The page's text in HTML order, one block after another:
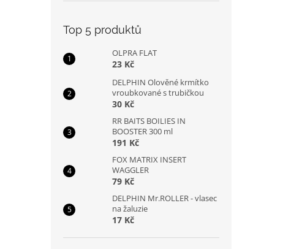
Top 5 produktů
OLPRA FLAT
23 Kč
DELPHIN Olověné krmítko
vroubkované s trubičkou
30 Kč
RR BAITS BOILIES IN
BOOSTER 300 ml
191 Kč
FOX MATRIX INSERT
WAGGLER
79 Kč
DELPHIN Mr.ROLLER - vlasec
na žaluzie
17 Kč